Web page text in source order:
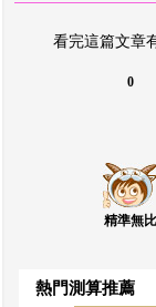
看完這篇文章
0
精準無比
熱門測算推薦